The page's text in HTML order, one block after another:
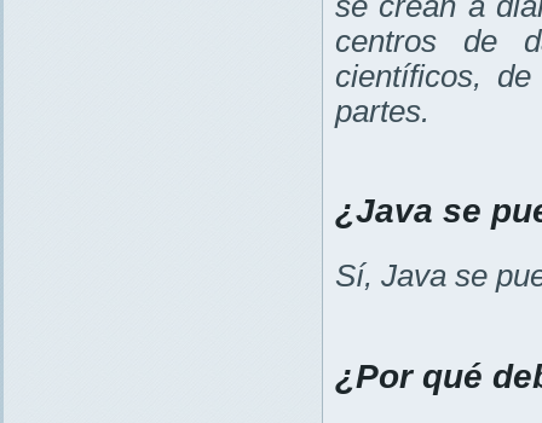
centros de
científicos,
partes.
¿Java se
Sí, Java se
¿Por qué